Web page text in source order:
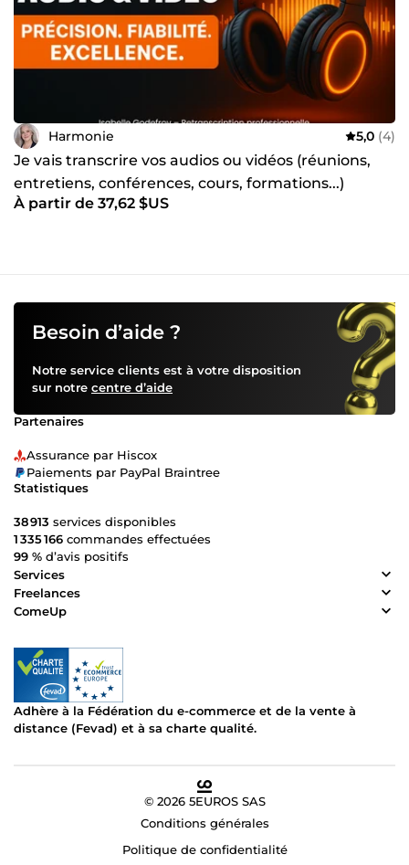
Harmonie 5,0 (4)
Je vais transcrire vos audios ou vidéos (réunions,
entretiens, conférences, cours, formations...)
À partir de 37,62 $US
Besoin d’aide ?
Notre service clients est à votre disposition
sur notre centre d’aide
Partenaires
Assurance par Hiscox
Paiements par PayPal Braintree
Statistiques
38 913 services disponibles
1 335 166 commandes effectuées
99 % d’avis positifs
Services
Freelances
ComeUp
Adhère à la Fédération du e-commerce et de la vente à
distance (Fevad) et à sa charte qualité.
© 2026 5EUROS SAS
Conditions générales
Politique de confidentialité